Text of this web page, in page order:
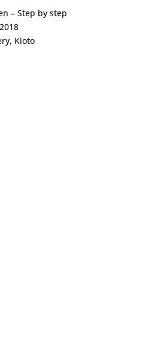
– Step by step
Kioto